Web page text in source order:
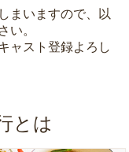
まいますので、以
い。
ャスト登録よろし
とは